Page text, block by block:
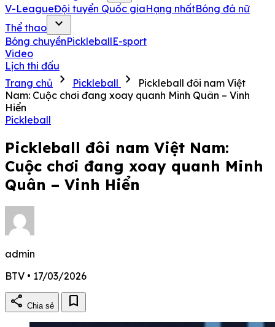
V-LeagueĐội tuyển Quốc giaHạng nhấtBóng đá nữ
Thể thao
expand_more
Bóng chuyềnPickleballE-sport
Video
Lịch thi đấu
Trang chủ
chevron_right Pickleball chevron_right
Pickleball đôi nam Việt
Nam: Cuộc chơi đang xoay quanh Minh Quân – Vinh
Hiển
Pickleball
Pickleball đôi nam Việt Nam:
Cuộc chơi đang xoay quanh Minh
Quân – Vinh Hiển
admin
BTV • 17/03/2026
share Chia sẻ bookmark